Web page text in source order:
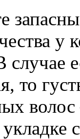
у
то
волос